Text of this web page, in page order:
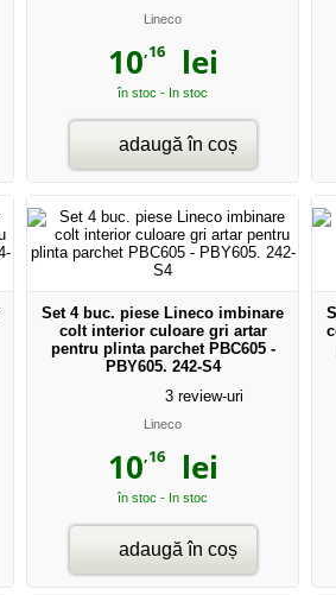
Lineco
10,16lei
în stoc - In stoc
adaugă în coș
Set 4 buc. piese Lineco imbinare
colt interior culoare gri artar
pentru plinta parchet PBC605 -
PBY605. 242-S4
3 review-uri
Lineco
10,16lei
în stoc - In stoc
adaugă în coș